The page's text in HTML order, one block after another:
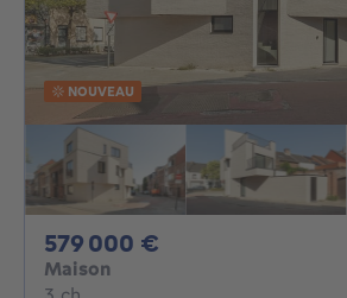
NOUVEAU
579 000 €
Maison